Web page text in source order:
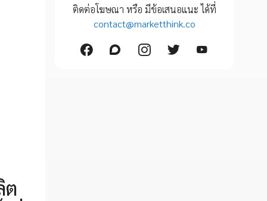
ต
ติดต่อโฆษณา หรือ มีข้อเสนอแนะ ได้ที่
contact@marketthink.co